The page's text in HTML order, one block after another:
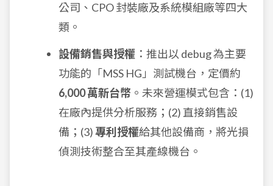
公司、CPO 封裝廠及系統模組廠等四大
類。
設備銷售與授權 ：推出以 debug 為主要
功能的「MSS HG」測試機台，定價約
6,000 萬新台幣 。未來營運模式包含：(1)
在廠內提供分析服務；(2) 直接銷售設
備；(3)專利授權給其他設備商，將光損
偵測技術整合至其產線機台。